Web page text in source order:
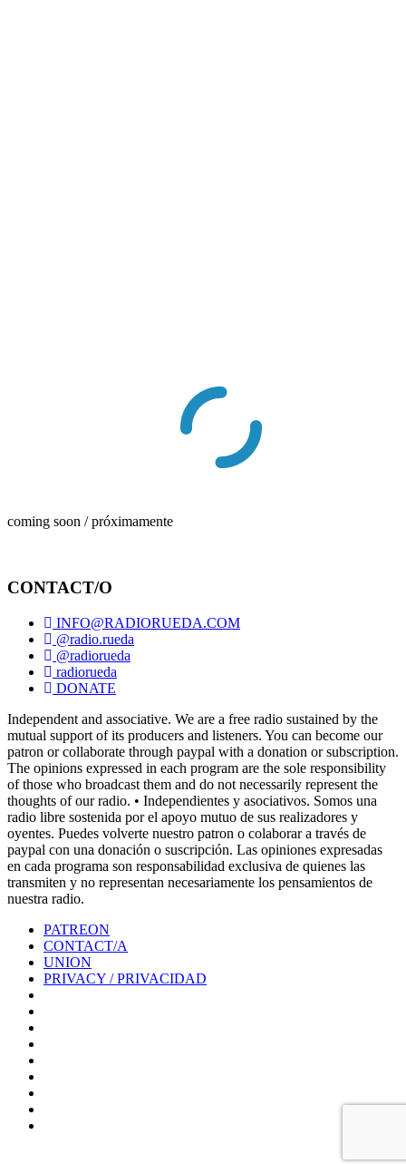
coming soon / próximamente
CONTACT/O
INFO@RADIORUEDA.COM
@radio.rueda
@radiorueda
radiorueda
DONATE
Independent and associative. We are a free radio sustained by the
mutual support of its producers and listeners. You can become our
patron or collaborate through paypal with a donation or subscription.
The opinions expressed in each program are the sole responsibility
of those who broadcast them and do not necessarily represent the
thoughts of our radio. • Independientes y asociativos. Somos una
radio libre sostenida por el apoyo mutuo de sus realizadores y
oyentes. Puedes volverte nuestro patron o colaborar a través de
paypal con una donación o suscripción. Las opiniones expresadas
en cada programa son responsabilidad exclusiva de quienes las
transmiten y no representan necesariamente los pensamientos de
nuestra radio.
PATREON
CONTACT/A
UNION
PRIVACY / PRIVACIDAD